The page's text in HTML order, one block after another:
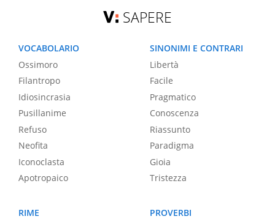
SAPERE
VOCABOLARIO
Ossimoro
Filantropo
Idiosincrasia
Pusillanime
Refuso
Neofita
Iconoclasta
Apotropaico
SINONIMI E CONTRARI
Libertà
Facile
Pragmatico
Conoscenza
Riassunto
Paradigma
Gioia
Tristezza
RIME
PROVERBI